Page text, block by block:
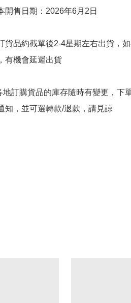
開售日期：2026年6月2日
貨品約截單後2-4星期左右出貨，
有機會延遲出貨
地訂購貨品的庫存隨時有變更，下
知，並可選轉款/退款，請見諒